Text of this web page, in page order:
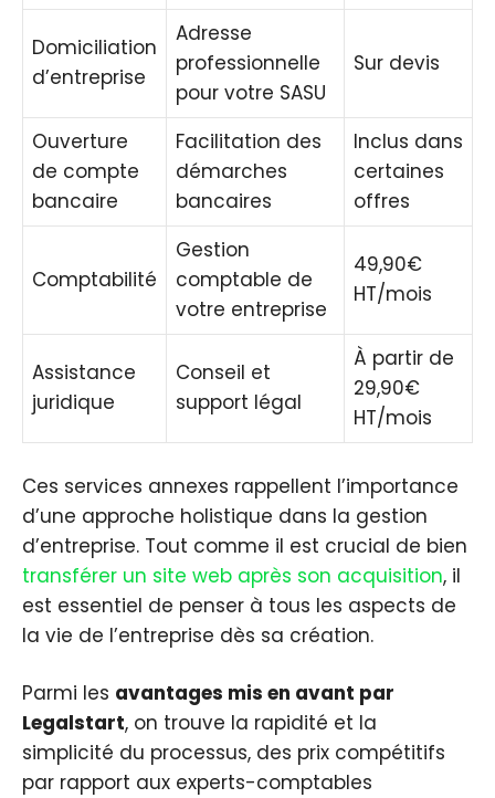
Domiciliation
d’entreprise
Adresse
professionnelle
pour votre SASU
Sur devis
Ouverture
de compte
bancaire
Facilitation des
démarches
bancaires
Inclus dans
certaines
offres
Comptabilité
Gestion
comptable de
votre entreprise
49,90€
HT/mois
Assistance
juridique
Conseil et
support légal
À partir de
29,90€
HT/mois
Ces services annexes rappellent l’importance
d’une approche holistique dans la gestion
d’entreprise. Tout comme il est crucial de bien
transférer un site web après son acquisition, il
est essentiel de penser à tous les aspects de
la vie de l’entreprise dès sa création.
Parmi les avantages mis en avant par
Legalstart, on trouve la rapidité et la
simplicité du processus, des prix compétitifs
par rapport aux experts-comptables